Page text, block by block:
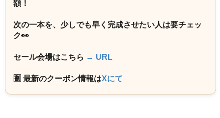
額！
次の一本を、少しでも早く完成させたい人は要チェッ
ク👀
セール会場はこちら → URL
🈹 最新のクーポン情報はXにて